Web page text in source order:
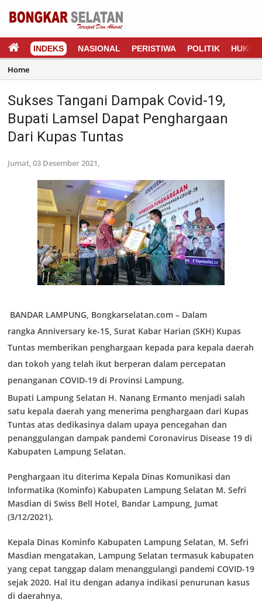
INDEKS NASIONAL PERISTIWA POLITIK HUKUM
Home
Sukses Tangani Dampak Covid-19,
Bupati Lamsel Dapat Penghargaan
Dari Kupas Tuntas
Jumat, 03 Desember 2021,
BANDAR LAMPUNG, Bongkarselatan.com – Dalam
rangka Anniversary ke-15, Surat Kabar Harian (SKH) Kupas
Tuntas memberikan penghargaan kepada para kepala daerah
dan tokoh yang telah ikut berperan dalam percepatan
penanganan COVID-19 di Provinsi Lampung.
Bupati Lampung Selatan H. Nanang Ermanto menjadi salah
satu kepala daerah yang menerima penghargaan dari Kupas
Tuntas atas dedikasinya dalam upaya pencegahan dan
penanggulangan dampak pandemi Coronavirus Disease 19 di
Kabupaten Lampung Selatan.
Penghargaan itu diterima Kepala Dinas Komunikasi dan
Informatika (Kominfo) Kabupaten Lampung Selatan M. Sefri
Masdian di Swiss Bell Hotel, Bandar Lampung, Jumat
(3/12/2021).
Kepala Dinas Kominfo Kabupaten Lampung Selatan, M. Sefri
Masdian mengatakan, Lampung Selatan termasuk kabupaten
yang cepat tanggap dalam menanggulangi pandemi COVID-19
sejak 2020. Hal itu dengan adanya indikasi penurunan kasus
di daerahnya.